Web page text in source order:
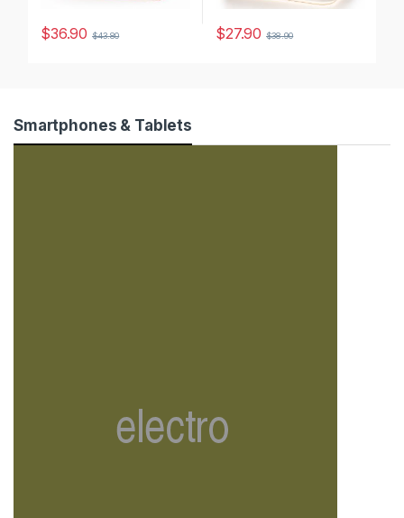
$36.90 $43.80 $27.90 $38.90
Smartphones & Tablets